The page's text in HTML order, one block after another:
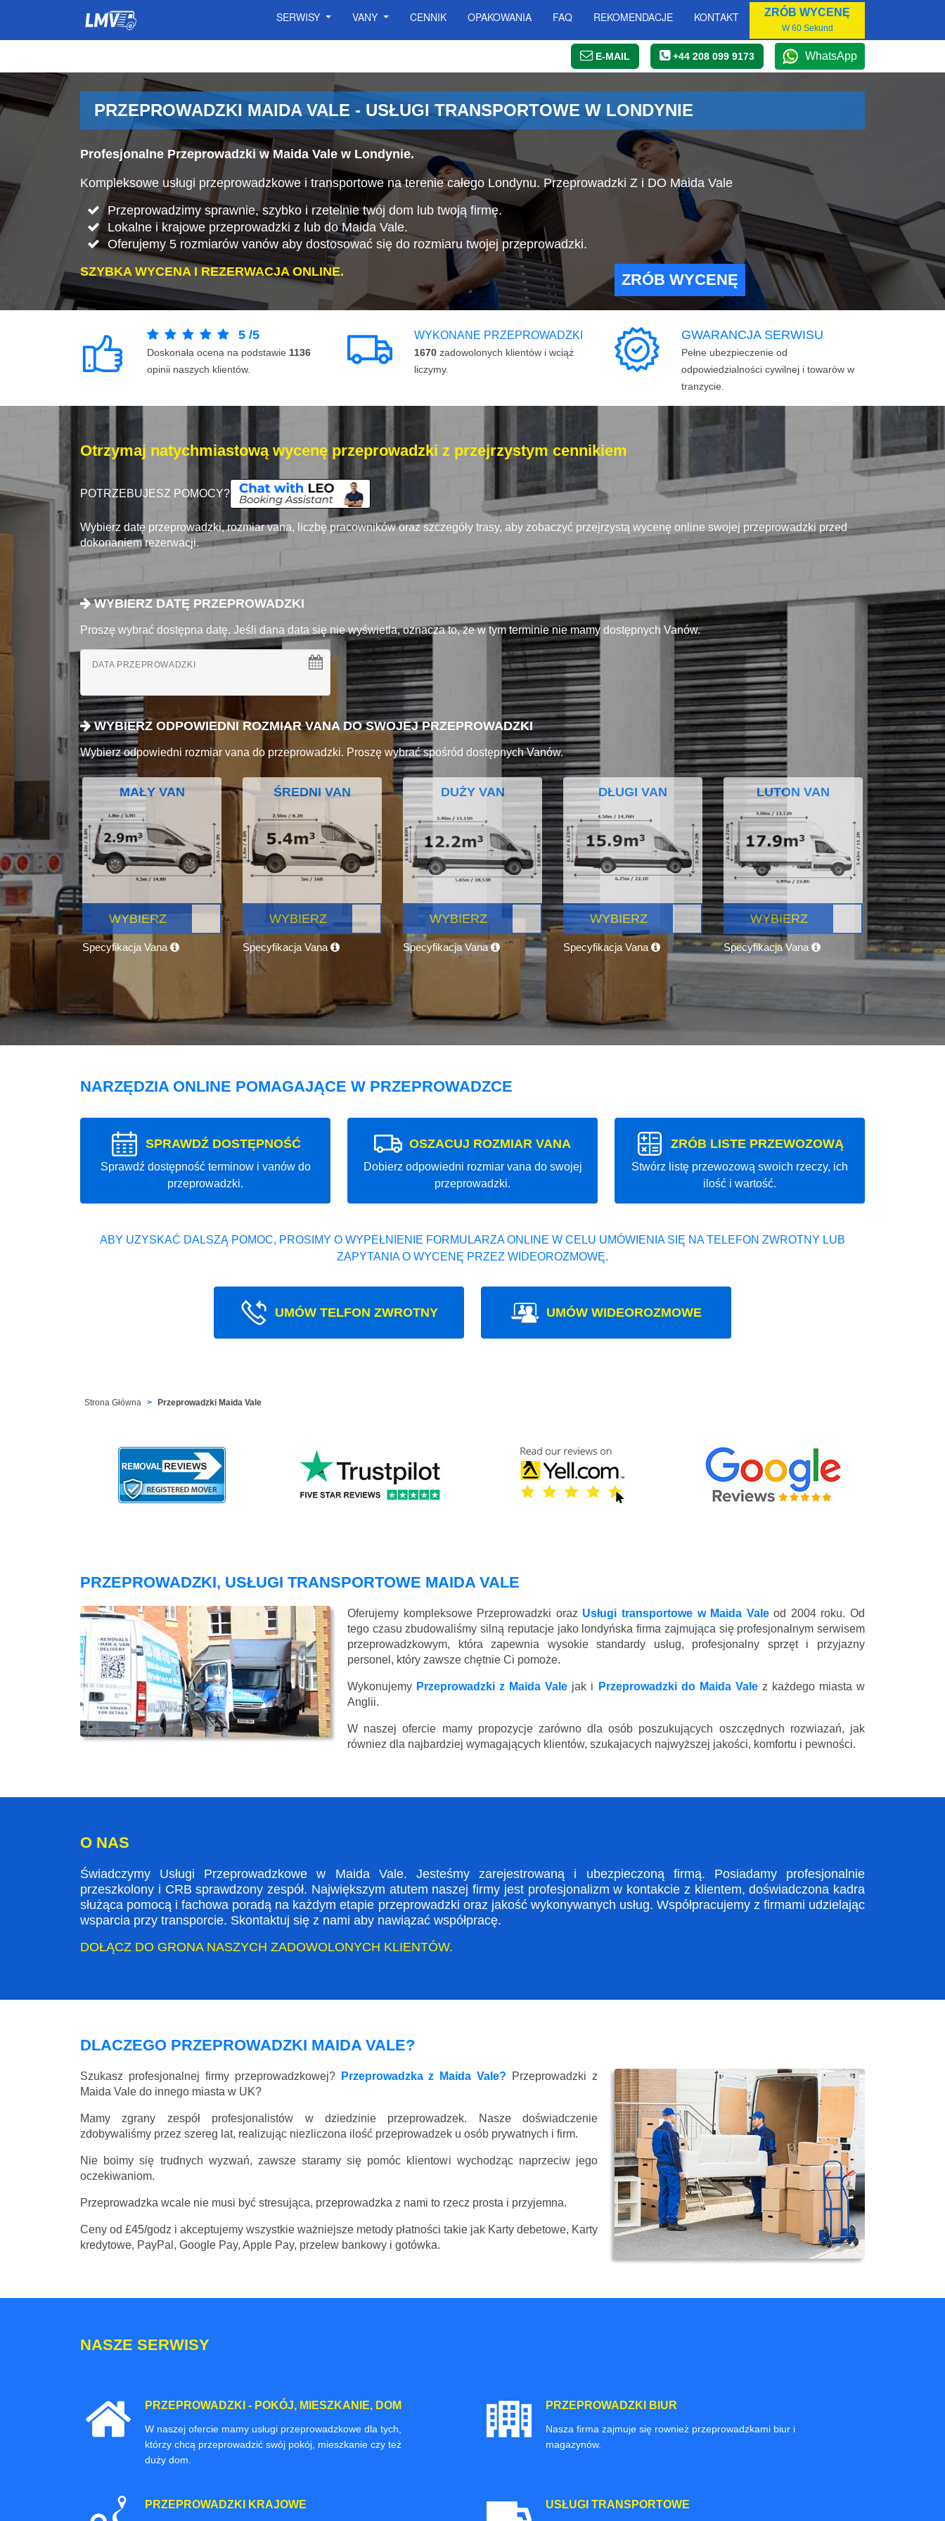
SERWISY VANY CENNIK OPAKOWANIA FAQ REKOMENDACJE KONTAKT ZRÓB WYCENĘ
W 60 Sekund
E-MAIL +44 208 099 9173 WhatsApp
PRZEPROWADZKI MAIDA VALE - USŁUGI TRANSPORTOWE W LONDYNIE
Profesjonalne Przeprowadzki w Maida Vale w Londynie.
Kompleksowe usługi przeprowadzkowe i transportowe na terenie całego Londynu. Przeprowadzki Z i DO Maida Vale
Przeprowadzimy sprawnie, szybko i rzetelnie twój dom lub twoją firmę.
Lokalne i krajowe przeprowadzki z lub do Maida Vale.
Oferujemy 5 rozmiarów vanów aby dostosować się do rozmiaru twojej przeprowadzki.
SZYBKA WYCENA I REZERWACJA ONLINE.
ZRÓB WYCENĘ
5 /5
Doskonała ocena na podstawie 1136
opinii naszych klientów.
WYKONANE PRZEPROWADZKI
1670 zadowolonych klientów i wciąż
liczymy.
GWARANCJA SERWISU
Pełne ubezpieczenie od
odpowiedzialności cywilnej i towarów w
tranzycie.
Otrzymaj natychmiastową wycenę przeprowadzki z przejrzystym cennikiem
POTRZEBUJESZ POMOCY?
Wybierz datę przeprowadzki, rozmiar vana, liczbę pracowników oraz szczegóły trasy, aby zobaczyć przejrzystą wycenę online swojej przeprowadzki przed
dokonaniem rezerwacji.
WYBIERZ DATĘ PRZEPROWADZKI
Proszę wybrać dostępna datę. Jeśli dana data się nie wyświetla, oznacza to, że w tym terminie nie mamy dostępnych Vanów.
DATA PRZEPROWADZKI
WYBIERZ ODPOWIEDNI ROZMIAR VANA DO SWOJEJ PRZEPROWADZKI
Wybierz odpowiedni rozmiar vana do przeprowadzki. Proszę wybrać spośród dostępnych Vanów.
MAŁY VAN
WYBIERZ
Specyfikacja Vana
ŚREDNI VAN
WYBIERZ
Specyfikacja Vana
DUŻY VAN
WYBIERZ
Specyfikacja Vana
DŁUGI VAN
WYBIERZ
Specyfikacja Vana
LUTON VAN
WYBIERZ
Specyfikacja Vana
NARZĘDZIA ONLINE POMAGAJĄCE W PRZEPROWADZCE
SPRAWDŹ DOSTĘPNOŚĆ
Sprawdź dostępność terminow i vanów do
przeprowadzki.
OSZACUJ ROZMIAR VANA
Dobierz odpowiedni rozmiar vana do swojej
przeprowadzki.
ZRÓB LISTE PRZEWOZOWĄ
Stwórz listę przewozową swoich rzeczy, ich
ilość i wartość.
ABY UZYSKAĆ DALSZĄ POMOC, PROSIMY O WYPEŁNIENIE FORMULARZA ONLINE W CELU UMÓWIENIA SIĘ NA TELEFON ZWROTNY LUB
ZAPYTANIA O WYCENĘ PRZEZ WIDEOROZMOWĘ.
UMÓW TELFON ZWROTNY UMÓW WIDEOROZMOWE
Strona Główna Przeprowadzki Maida Vale
PRZEPROWADZKI, USŁUGI TRANSPORTOWE MAIDA VALE
Oferujemy kompleksowe Przeprowadzki oraz Usługi transportowe w Maida Valeod 2004 roku. Od
tego czasu zbudowaliśmy silną reputacje jako londyńska firma zajmująca się profesjonalnym serwisem
przeprowadzkowym, która zapewnia wysokie standardy usług, profesjonalny sprzęt i przyjazny
personel, który zawsze chętnie Ci pomoże.
Wykonujemy Przeprowadzki z Maida Vale jak i Przeprowadzki do Maida Valez każdego miasta w
Anglii.
W naszej ofercie mamy propozycje zarówno dla osób poszukujących oszczędnych rozwiazań, jak
równiez dla najbardziej wymagających klientów, szukajacych najwyższej jakości, komfortu i pewności.
O NAS
Świadczymy Usługi Przeprowadzkowe w Maida Vale. Jesteśmy zarejestrowaną i ubezpieczoną firmą. Posiadamy profesjonalnie
przeszkolony i CRB sprawdzony zespół. Największym atutem naszej firmy jest profesjonalizm w kontakcie z klientem, doświadczona kadra
służąca pomocą i fachowa poradą na każdym etapie przeprowadzki oraz jakość wykonywanych usług. Współpracujemy z firmami udzielając
wsparcia przy transporcie. Skontaktuj się z nami aby nawiązać współpracę.
DOŁĄCZ DO GRONA NASZYCH ZADOWOLONYCH KLIENTÓW.
DLACZEGO PRZEPROWADZKI MAIDA VALE?
Szukasz profesjonalnej firmy przeprowadzkowej? Przeprowadzka z Maida Vale? Przeprowadzki z
Maida Vale do innego miasta w UK?
Mamy zgrany zespół profesjonalistów w dziedzinie przeprowadzek. Nasze doświadczenie
zdobywaliśmy przez szereg lat, realizując niezliczona ilość przeprowadzek u osób prywatnych i firm.
Nie boimy się trudnych wyzwań, zawsze staramy się pomóc klientowi wychodząc naprzeciw jego
oczekiwaniom.
Przeprowadzka wcale nie musi być stresująca, przeprowadzka z nami to rzecz prosta i przyjemna.
Ceny od £45/godz i akceptujemy wszystkie ważniejsze metody płatności takie jak Karty debetowe, Karty
kredytowe, PayPal, Google Pay, Apple Pay, przelew bankowy i gotówka.
NASZE SERWISY
PRZEPROWADZKI - POKÓJ, MIESZKANIE, DOM
W naszej ofercie mamy usługi przeprowadzkowe dla tych,
którzy chcą przeprowadzić swój pokój, mieszkanie czy też
duży dom.
PRZEPROWADZKI BIUR
Nasza firma zajmuje się rownież przeprowadzkami biur i
magazynów.
PRZEPROWADZKI KRAJOWE USŁUGI TRANSPORTOWE